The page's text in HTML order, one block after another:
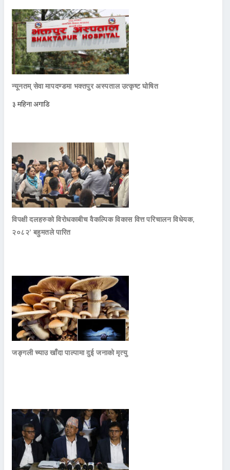
न्यूनतम् सेवा मापदण्डमा भक्तपुर अस्पताल उत्कृष्ट घोषित
३ महिना अगाडि
विपक्षी दलहरुको विरोधकाबीच वैकल्पिक विकास वित्त परिचालन विधेयक,
२०८२’ बहुमतले पारित
जङ्गली च्याउ खाँदा पाल्पामा दुई जनाको मृत्यु